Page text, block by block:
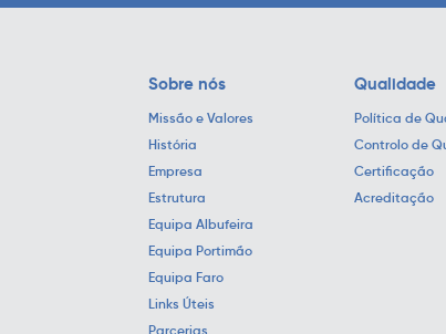
Sobre nós
Missão e Valores
História
Empresa
Estrutura
Equipa Albufeira
Equipa Portimão
Equipa Faro
Links Úteis
Parcerias
Qualidade
Política de
Controlo de
Certificação
Acreditação